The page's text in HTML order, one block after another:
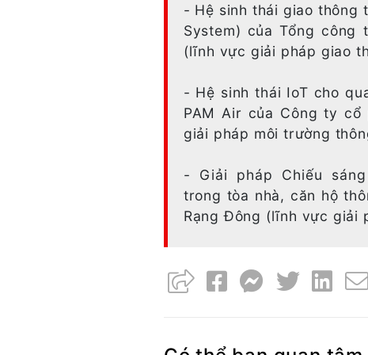
- Hệ sinh thái giao thông
System) của Tổng
(lĩnh vực giải pháp giao
- Hệ sinh thái IoT cho
PAM Air của Công ty
giải pháp môi trường
- Giải pháp Chiếu sáng
trong tòa nhà, căn hộ
Rạng Đông (lĩnh vực giải